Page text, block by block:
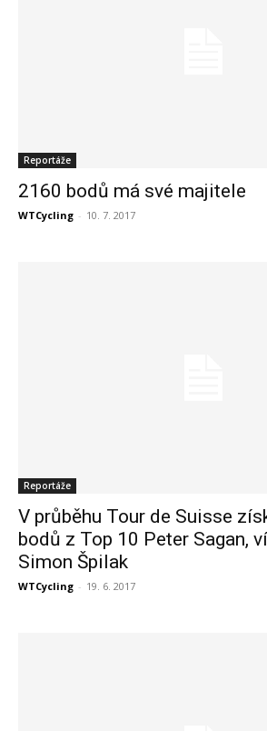
Reportáže
2160 bodů má své majitele
WTCycling - 10. 7. 2017
Reportáže
V průběhu Tour de Suisse
bodů z Top 10 Peter Sagan,
Simon Špilak
WTCycling - 19. 6. 2017